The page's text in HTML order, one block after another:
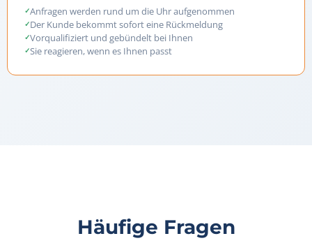
Anfragen werden rund um die Uhr aufgenommen
Der Kunde bekommt sofort eine Rückmeldung
Vorqualifiziert und gebündelt bei Ihnen
Sie reagieren, wenn es Ihnen passt
Häufige Fragen